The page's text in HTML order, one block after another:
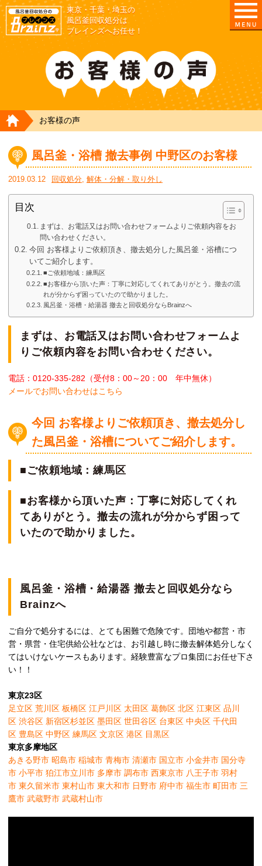
東京/埼玉/千葉/神奈川の 風呂釜撤去・取外し・処分
東京・千葉・埼玉の
風呂釜回収処分は
ブレインズへお任せ！
HOME
お客様の声
風呂釜・浴槽 撤去事例 中野区のお客様
2019.03.12 回収処分, 解体・分解・取り外し
目次
まずは、お電話又はお問い合わせフォームよりご依頼内容をお
問い合わせください。
今回 お客様よりご依頼頂き、撤去処分した風呂釜・浴槽につ
いてご紹介します。
■ご依頼地域：練馬区
■お客様から頂いた声：丁寧に対応してくれてありがとう。撤去の流
れが分からず困っていたので助かりました。
風呂釜・浴槽・給湯器 撤去と回収処分ならBrainzへ
まずは、お電話又はお問い合わせフォームよ
りご依頼内容をお問い合わせください。
電話：0120-335-282（受付8：00～20：00 年中無休）
メールでお問い合わせはこちら
今回 お客様よりご依頼頂き、撤去処分し
た風呂釜・浴槽についてご紹介します。
■ご依頼地域：練馬区
■お客様から頂いた声：丁寧に対応してくれ
てありがとう。撤去の流れが分からず困って
いたので助かりました。
風呂釜・浴槽・給湯器 撤去と回収処分なら
Brainzへ
ご自分で処分するには、とても困難で危険です。団地や都営・市
営・県営・住宅供給公社などは、お引越し時に撤去解体処分しなく
てはいけないケースもあります。経験豊富なプロ集団にお任せ下さ
い！！
東京23区
足立区 荒川区 板橋区 江戸川区 太田区 葛飾区 北区 江東区 品川
区 渋谷区 新宿区杉並区 墨田区 世田谷区 台東区 中央区 千代田
区 豊島区 中野区 練馬区 文京区 港区 目黒区
東京多摩地区
あきる野市 昭島市 稲城市 青梅市 清瀬市 国立市 小金井市 国分寺
市 小平市 狛江市立川市 多摩市 調布市 西東京市 八王子市 羽村
市 東久留米市 東村山市 東大和市 日野市 府中市 福生市 町田市 三
鷹市 武蔵野市 武蔵村山市